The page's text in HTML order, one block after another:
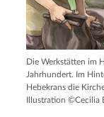
Die Werkstätten im
Jahrhundert. Im
Hebekrans die
Illustration ©Cecilia